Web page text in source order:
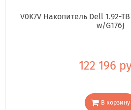
V0K7V Накопитель Dell 1.92-TB
w/G176J
122 196
В корзину